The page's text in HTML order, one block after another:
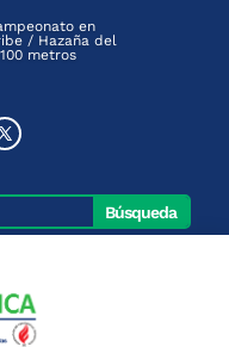
en
/ Hazaña del
metros